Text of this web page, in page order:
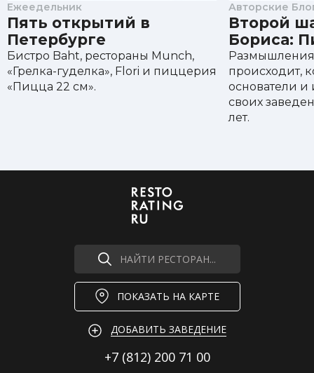
Ежеедельник
Пять открытий в
Петербурге
Бистро Baht, рестораны Munch,
«Грелка-гуделка», Flori и пиццерия
«Пицца 22 см».
Авторские
Второй
Бориса:
Размышления
происходит,
основатели
своих
лет.
НАЙТИ РЕСТОРАН...
ПОКАЗАТЬ НА КАРТЕ
ДОБАВИТЬ ЗАВЕДЕНИЕ
+7 (812) 200 71 00